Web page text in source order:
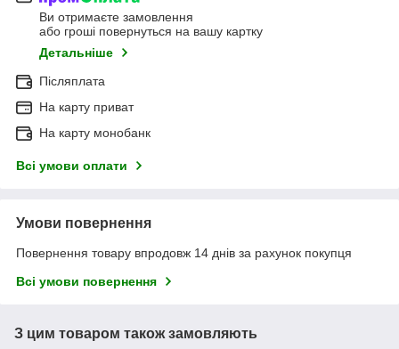
Ви отримаєте замовлення
або гроші повернуться на вашу картку
Детальніше
Післяплата
На карту приват
На карту монобанк
Всі умови оплати
Умови повернення
Повернення товару впродовж 14 днів за рахунок покупця
Всі умови повернення
З цим товаром також замовляють